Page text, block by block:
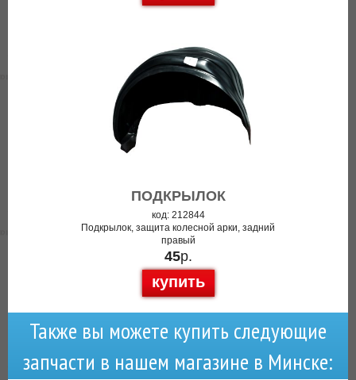
ПОДКРЫЛОК
код: 212844
Подкрылок, защита колесной арки, задний
правый
45р.
купить
Также вы можете купить следующие
запчасти в нашем магазине в Минске: